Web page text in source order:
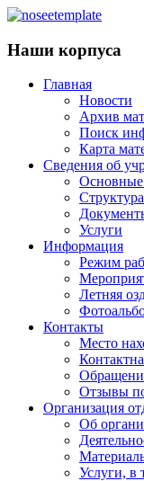
Наши корпуса
Главная
Новости
Архив
Поиск
Карта
Сведения об
Основные
Услуги
Информация
Режим
Летняя
Контакты
Место
Отзывы
Организация
Об
Услуги, в